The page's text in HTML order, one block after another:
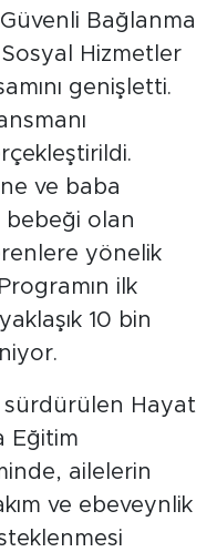
Bağlanma
Hizmetler
genişletti.
ve baba
bebeği olan
yönelik
ilk
10 bin
sürdürülen Hayat
Eğitim
ailelerin
ve ebeveynlik